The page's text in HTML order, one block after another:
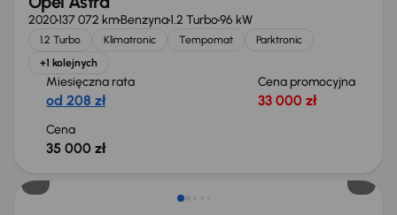
2020137 072 kmBenzyna1.2 Turbo96 kW
1.2 Turbo Klimatronic Tempomat
Parktronic
+1 kolejnych
Miesięczna rata
od 208 zł
Cena promocyjna
33 000 zł
Cena
35 000 zł
Taniej o 1 000 zł